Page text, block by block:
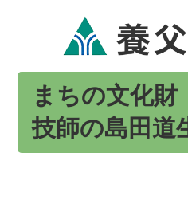
まちの文化
技師の島田道